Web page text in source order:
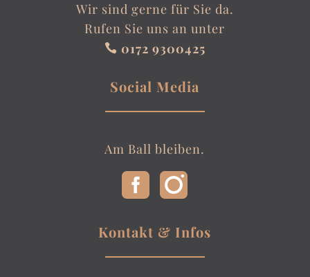
Wir sind gerne für Sie da.
Rufen Sie uns an unter
 0172 9300425
Social Media
Am Ball bleiben.
Kontakt & Infos